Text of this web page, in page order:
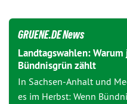
GRUENE.DE News
Landtagswahlen:
Bündnisgrün zählt
In Sachsen-Anhalt und
es im Herbst: Wenn